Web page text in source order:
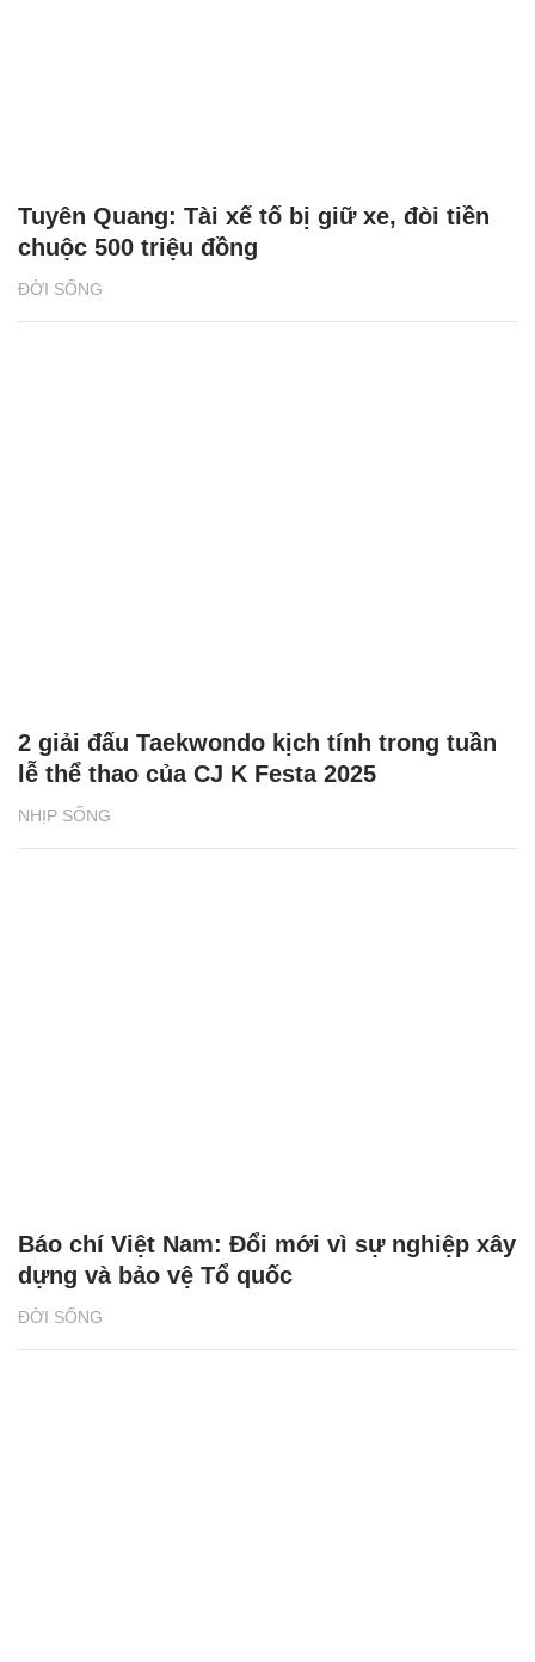
ĐỜI SỐNG
Tuyên Quang: Tài xế tố bị giữ xe, đòi tiền
chuộc 500 triệu đồng
NHỊP SỐNG
2 giải đấu Taekwondo kịch tính trong tuần
lễ thể thao của CJ K Festa 2025
ĐỜI SỐNG
Báo chí Việt Nam: Đổi mới vì sự nghiệp xây
dựng và bảo vệ Tổ quốc